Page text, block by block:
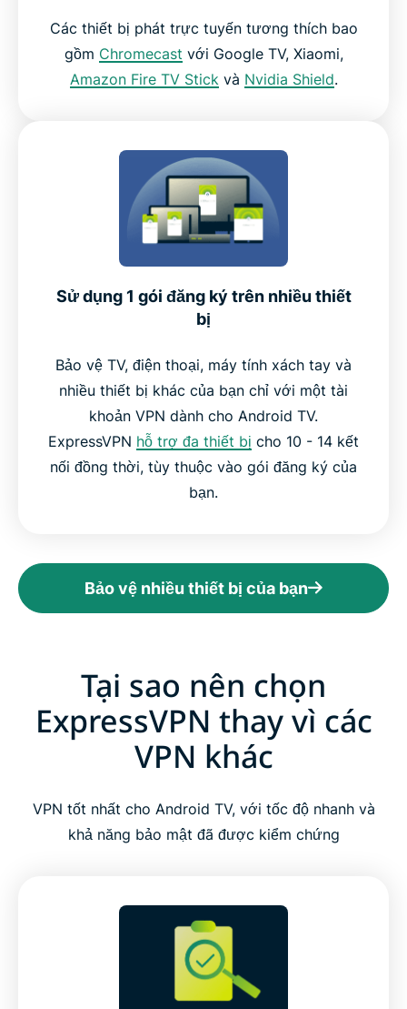
Các thiết bị phát trực tuyến tương thích bao
gồm Chromecast với Google TV, Xiaomi,
Amazon Fire TV Stick và Nvidia Shield.
Sử dụng 1 gói đăng ký trên nhiều thiết
bị
Bảo vệ TV, điện thoại, máy tính xách tay và
nhiều thiết bị khác của bạn chỉ với một tài
khoản VPN dành cho Android TV.
ExpressVPN hỗ trợ đa thiết bị cho 10 - 14 kết
nối đồng thời, tùy thuộc vào gói đăng ký của
bạn.
Bảo vệ nhiều thiết bị của bạn
Tại sao nên chọn
ExpressVPN thay vì các
VPN khác
VPN tốt nhất cho Android TV, với tốc độ nhanh và
khả năng bảo mật đã được kiểm chứng